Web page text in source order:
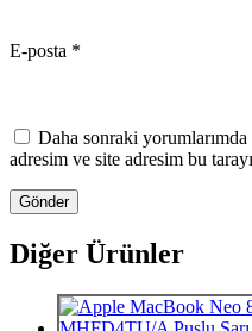
E-posta *
Daha sonraki yorumlarımda
adresim ve site adresim bu
Diğer Ürünler